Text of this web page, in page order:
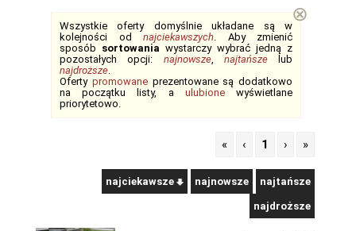
Wszystkie oferty domyślnie układane są w
kolejności od najciekawszych. Aby zmienić
sposób sortowania wystarczy wybrać jedną z
pozostałych opcji: najnowsze, najtańszelub
najdroższe.
Oferty promowaneprezentowane są dodatkowo
na początku listy, a ulubionewyświetlane
priorytetowo.
⊗
« ‹ 1 › »
najciekawsze najnowsze najtańsze
najdroższe